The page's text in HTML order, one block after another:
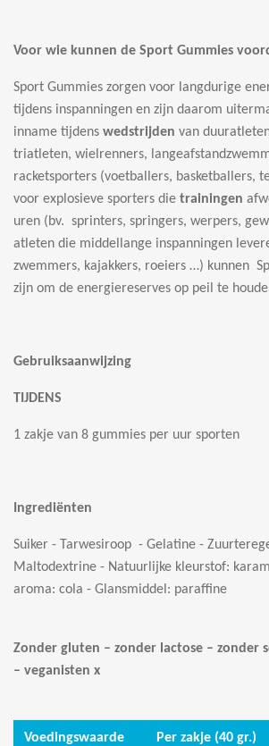
Voor wie kunnen de Sport Gummies
Sport Gummies zorgen voor langdurige
tijdens inspanningen en zijn daarom
inname tijdens wedstrijden van
triatleten, wielrenners,
racketsporters (voetballers, basketballers,
voor explosieve sporters die trainingen
uren (bv. sprinters, springers, werpers,
atleten die middellange inspanningen
zwemmers, kajakkers, roeiers …) kunnen
zijn om de energiereserves op peil te
Gebruiksaanwijzing
TIJDENS
1 zakje van 8 gummies per uur sporten
Ingrediënten
Suiker - Tarwesiroop - Gelatine -
Maltodextrine - Natuurlijke kleurstof:
aroma: cola - Glansmiddel: paraffine
Zonder gluten – zonder lactose – zonder
– veganisten x
Voedingswaarde Per zakje (40 gr.)